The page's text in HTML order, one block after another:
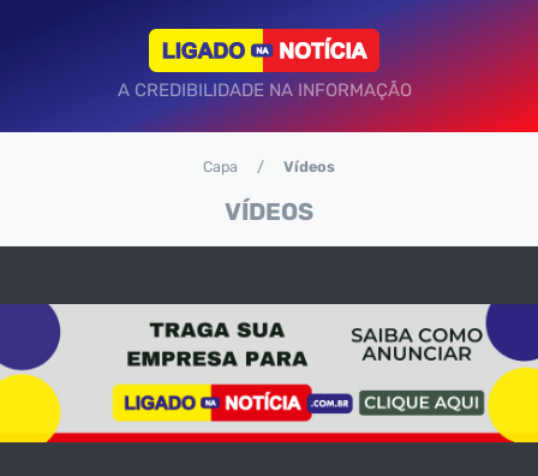
A CREDIBILIDADE NA INFORMAÇÃO
VÍDEOS
Capa Vídeos